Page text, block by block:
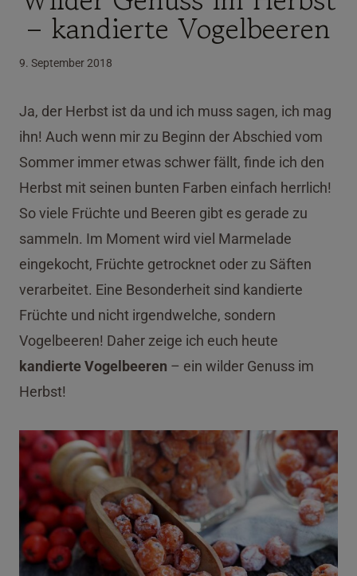
– kandierte Vogelbeeren
9. September 2018
Ja, der Herbst ist da und ich muss sagen, ich mag
ihn! Auch wenn mir zu Beginn der Abschied vom
Sommer immer etwas schwer fällt, finde ich den
Herbst mit seinen bunten Farben einfach herrlich!
So viele Früchte und Beeren gibt es gerade zu
sammeln. Im Moment wird viel Marmelade
eingekocht, Früchte getrocknet oder zu Säften
verarbeitet. Eine Besonderheit sind kandierte
Früchte und nicht irgendwelche, sondern
Vogelbeeren! Daher zeige ich euch heute
kandierte Vogelbeeren – ein wilder Genuss im
Herbst!